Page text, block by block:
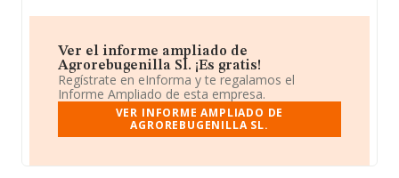
Ver el informe ampliado de
Agrorebugenilla Sl. ¡Es gratis!
Regístrate en eInforma y te regalamos el
Informe Ampliado de esta empresa.
VER INFORME AMPLIADO DE
AGROREBUGENILLA SL.